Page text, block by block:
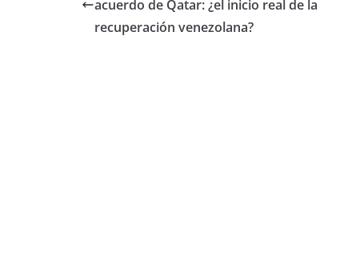
acuerdo de Qatar: ¿el inicio real de la
recuperación venezolana?